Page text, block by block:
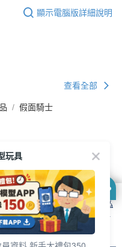
顯示電腦版詳細說明
查看全部
假面騎士
cookie 方式之詳情，及若您不希
設定，請參閱本網站「
隱私
表示您同意本公司得按本網站使
玩具